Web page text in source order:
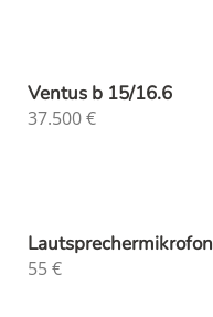
Ventus b 15/16.6
37.500€
Lautsprechermikrofon
55€